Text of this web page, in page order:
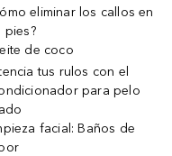
eliminar los callos en
pies?
de coco
tus rulos con el
para pelo
facial: Baños de